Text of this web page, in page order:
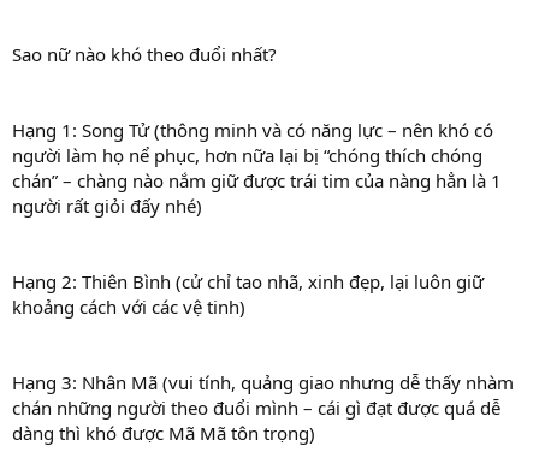
Sao nữ nào khó theo đuổi nhất?
Hạng 1: Song Tử (thông minh và có năng lực – nên khó có
người làm họ nể phục, hơn nữa lại bị “chóng thích chóng
chán” – chàng nào nắm giữ được trái tim của nàng hẳn là 1
người rất giỏi đấy nhé)
Hạng 2: Thiên Bình (cử chỉ tao nhã, xinh đẹp, lại luôn giữ
khoảng cách với các vệ tinh)
Hạng 3: Nhân Mã (vui tính, quảng giao nhưng dễ thấy nhàm
chán những người theo đuổi mình – cái gì đạt được quá dễ
dàng thì khó được Mã Mã tôn trọng)